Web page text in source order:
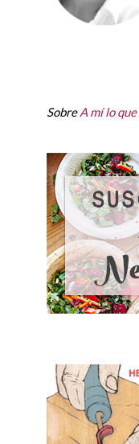
SobreA mí lo